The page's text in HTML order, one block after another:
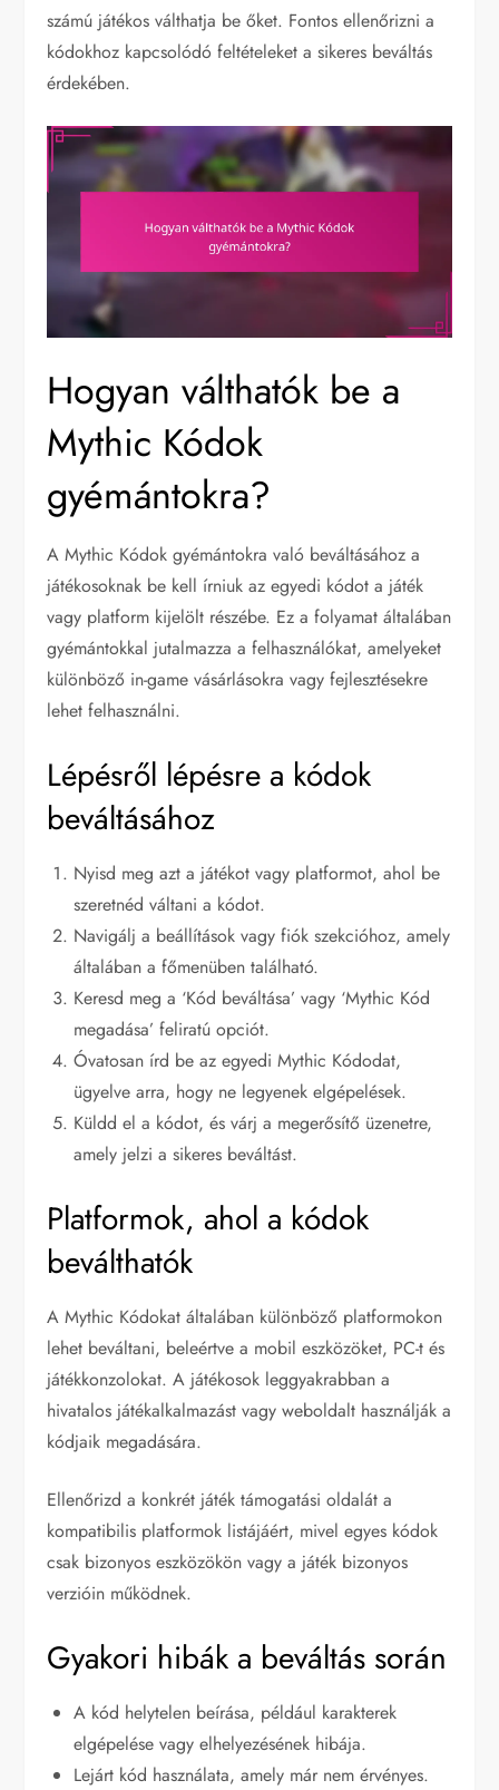
számú játékos válthatja be őket. Fontos ellenőrizni a
kódokhoz kapcsolódó feltételeket a sikeres beváltás
érdekében.
Hogyan válthatók be a
Mythic Kódok
gyémántokra?
A Mythic Kódok gyémántokra való beváltásához a
játékosoknak be kell írniuk az egyedi kódot a játék
vagy platform kijelölt részébe. Ez a folyamat általában
gyémántokkal jutalmazza a felhasználókat, amelyeket
különböző in-game vásárlásokra vagy fejlesztésekre
lehet felhasználni.
Lépésről lépésre a kódok
beváltásához
Nyisd meg azt a játékot vagy platformot, ahol be
szeretnéd váltani a kódot.
Navigálj a beállítások vagy fiók szekcióhoz, amely
általában a főmenüben található.
Keresd meg a ‘Kód beváltása’ vagy ‘Mythic Kód
megadása’ feliratú opciót.
Óvatosan írd be az egyedi Mythic Kódodat,
ügyelve arra, hogy ne legyenek elgépelések.
Küldd el a kódot, és várj a megerősítő üzenetre,
amely jelzi a sikeres beváltást.
Platformok, ahol a kódok
beválthatók
A Mythic Kódokat általában különböző platformokon
lehet beváltani, beleértve a mobil eszközöket, PC-t és
játékkonzolokat. A játékosok leggyakrabban a
hivatalos játékalkalmazást vagy weboldalt használják a
kódjaik megadására.
Ellenőrizd a konkrét játék támogatási oldalát a
kompatibilis platformok listájáért, mivel egyes kódok
csak bizonyos eszközökön vagy a játék bizonyos
verzióin működnek.
Gyakori hibák a beváltás során
A kód helytelen beírása, például karakterek
elgépelése vagy elhelyezésének hibája.
Lejárt kód használata, amely már nem érvényes.